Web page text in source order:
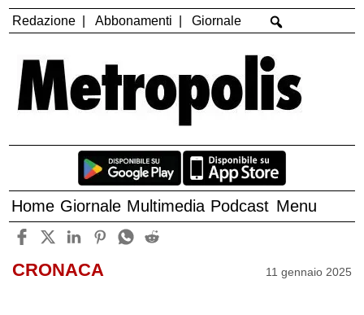
Redazione Abbonamenti Giornale
Home Giornale Multimedia Podcast Menu
CRONACA 11 gennaio 2025